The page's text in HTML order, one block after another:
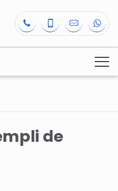
de